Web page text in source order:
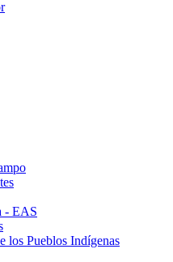
- EAS
los Pueblos Indígenas